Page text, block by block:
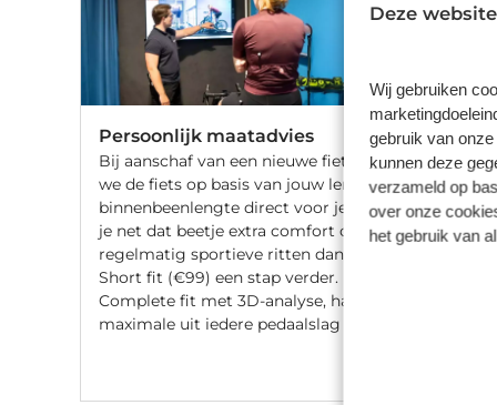
Deze
Wij gebruiken
gebruik van
kunnen deze
verzameld op
over onze
het gebruik van
Persoonlijk maatadvies
Bij aanschaf van een nieuwe fiets stellen
we de fiets op basis van jouw lengte en
binnenbeenlengte direct voor je af. Wil
je net dat beetje extra comfort of fiets je
regelmatig sportieve ritten dan gaat de
Short fit (€99) een stap verder. Met een
Complete fit met 3D-analyse, haal je het
maximale uit iedere pedaalslag (€249).